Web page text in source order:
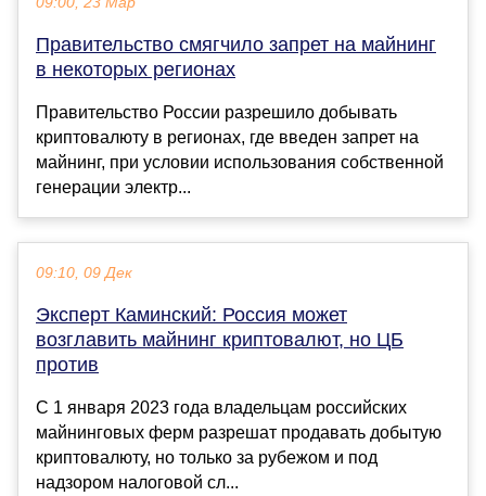
Правительство смягчило запрет на майнинг
в некоторых регионах
Правительство России разрешило добывать
криптовалюту в регионах, где введен запрет на
майнинг, при условии использования собственной
генерации электр...
09:10, 09 Дек
Эксперт Каминский: Россия может
возглавить майнинг криптовалют, но ЦБ
против
С 1 января 2023 года владельцам российских
майнинговых ферм разрешат продавать добытую
криптовалюту, но только за рубежом и под
надзором налоговой сл...